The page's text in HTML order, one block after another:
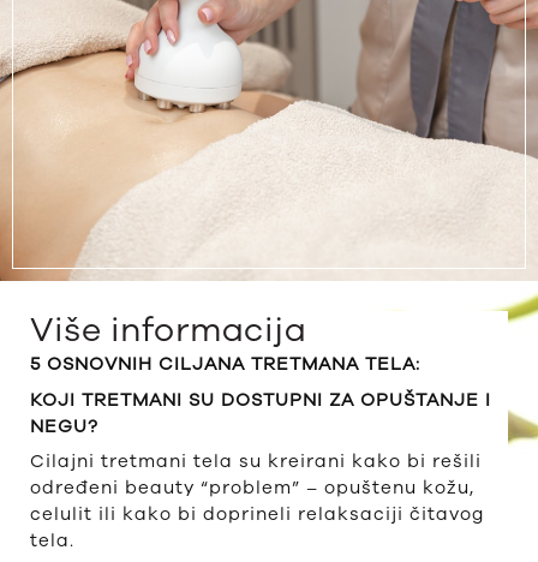
Više informacija
5 OSNOVNIH CILJANA TRETMANA TELA:
KOJI TRETMANI SU DOSTUPNI ZA OPUŠTANJE I
NEGU?
Cilajni tretmani tela su kreirani kako bi rešili
određeni beauty “problem” – opuštenu kožu,
celulit ili kako bi doprineli relaksaciji čitavog
tela.